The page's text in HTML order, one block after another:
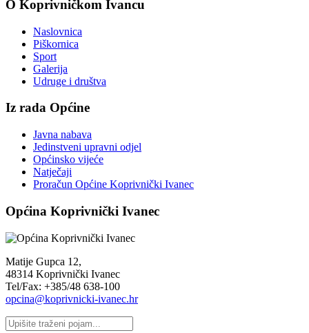
O Koprivničkom Ivancu
Naslovnica
Piškornica
Sport
Galerija
Udruge i društva
Iz rada Općine
Javna nabava
Jedinstveni upravni odjel
Općinsko vijeće
Natječaji
Proračun Općine Koprivnički Ivanec
Općina Koprivnički Ivanec
Matije Gupca 12,
48314 Koprivnički Ivanec
Tel/Fax: +385/48 638-100
opcina@koprivnicki-ivanec.hr